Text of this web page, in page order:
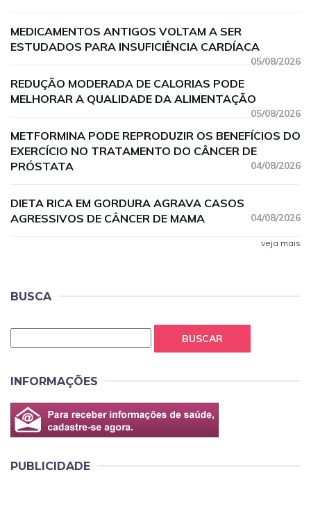
MEDICAMENTOS ANTIGOS VOLTAM A SER
ESTUDADOS PARA INSUFICIÊNCIA CARDÍACA
05/08/2026
REDUÇÃO MODERADA DE CALORIAS PODE
MELHORAR A QUALIDADE DA ALIMENTAÇÃO
05/08/2026
METFORMINA PODE REPRODUZIR OS BENEFÍCIOS DO
EXERCÍCIO NO TRATAMENTO DO CÂNCER DE
PRÓSTATA
04/08/2026
DIETA RICA EM GORDURA AGRAVA CASOS
AGRESSIVOS DE CÂNCER DE MAMA
04/08/2026
veja mais
BUSCA
BUSCAR
INFORMAÇÕES
PUBLICIDADE